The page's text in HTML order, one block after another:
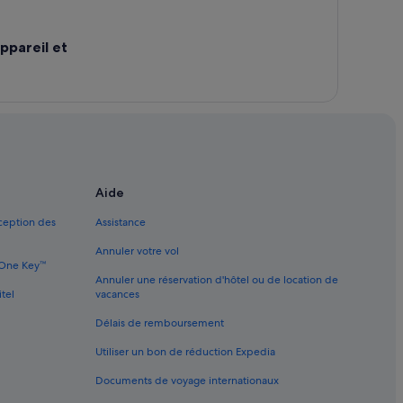
et
des
Key™
Aide
Assistance
Annuler votre vol
Annuler une réservation d'hôtel ou de location de
vacances
Délais de remboursement
Utiliser un bon de réduction Expedia
Documents de voyage internationaux